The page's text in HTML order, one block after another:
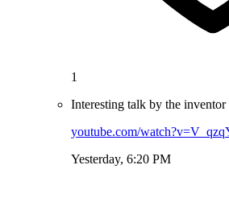
1
Interesting talk by the
youtube.com/
Yesterday, 6:20 PM